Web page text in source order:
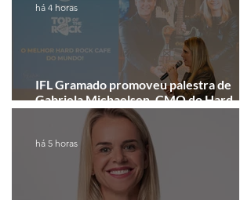
IFL Gramado promoveu palestra de
Gabriela Michaelsen, CMO do Hard
Rock Cafe Gramado
há 4 horas
há 5 horas